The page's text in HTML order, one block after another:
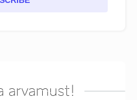
arvamust!